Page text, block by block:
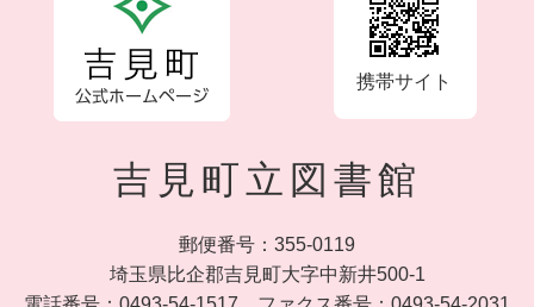
携帯サイト
吉見町立図書館
郵便番号：355-0119
埼玉県比企郡吉見町大字中新井500-1